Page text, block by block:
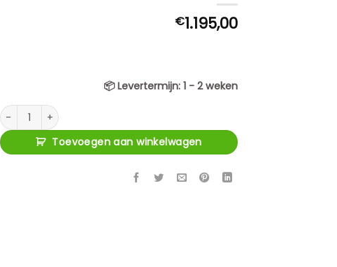
€1.195,00
📦Levertermijn: 1 - 2 weken
Console Riva natural oak aantal
Toevoegen aan winkelwagen